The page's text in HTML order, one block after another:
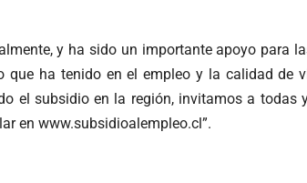
y ha sido un importante apoyo para
ha tenido en el empleo y la calidad de
el subsidio en la región, invitamos a
en www.subsidioalempleo.cl”.